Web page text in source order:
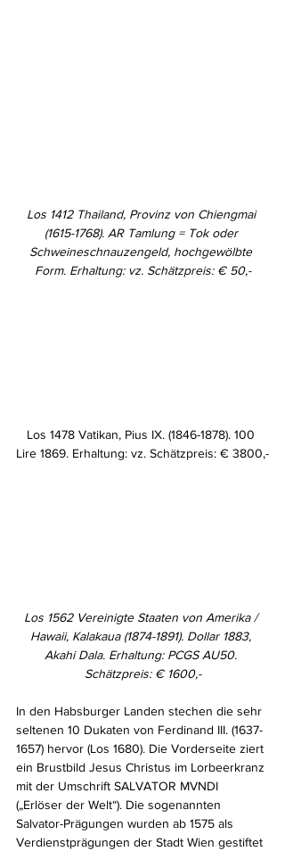
Los 1412 Thailand, Provinz von Chiengmai
(1615-1768). AR Tamlung = Tok oder
Schweineschnauzengeld, hochgewölbte
Form. Erhaltung: vz. Schätzpreis: € 50,-
Los 1478 Vatikan, Pius IX. (1846-1878). 100
Lire 1869. Erhaltung: vz. Schätzpreis: € 3800,-
Los 1562 Vereinigte Staaten von Amerika /
Hawaii, Kalakaua (1874-1891). Dollar 1883,
Akahi Dala. Erhaltung: PCGS AU50.
Schätzpreis: € 1600,-
In den Habsburger Landen stechen die sehr
seltenen 10 Dukaten von Ferdinand III. (1637-
1657) hervor (Los 1680). Die Vorderseite ziert
ein Brustbild Jesus Christus im Lorbeerkranz
mit der Umschrift SALVATOR MVNDI
(„Erlöser der Welt“). Die sogenannten
Salvator-Prägungen wurden ab 1575 als
Verdienstprägungen der Stadt Wien gestiftet